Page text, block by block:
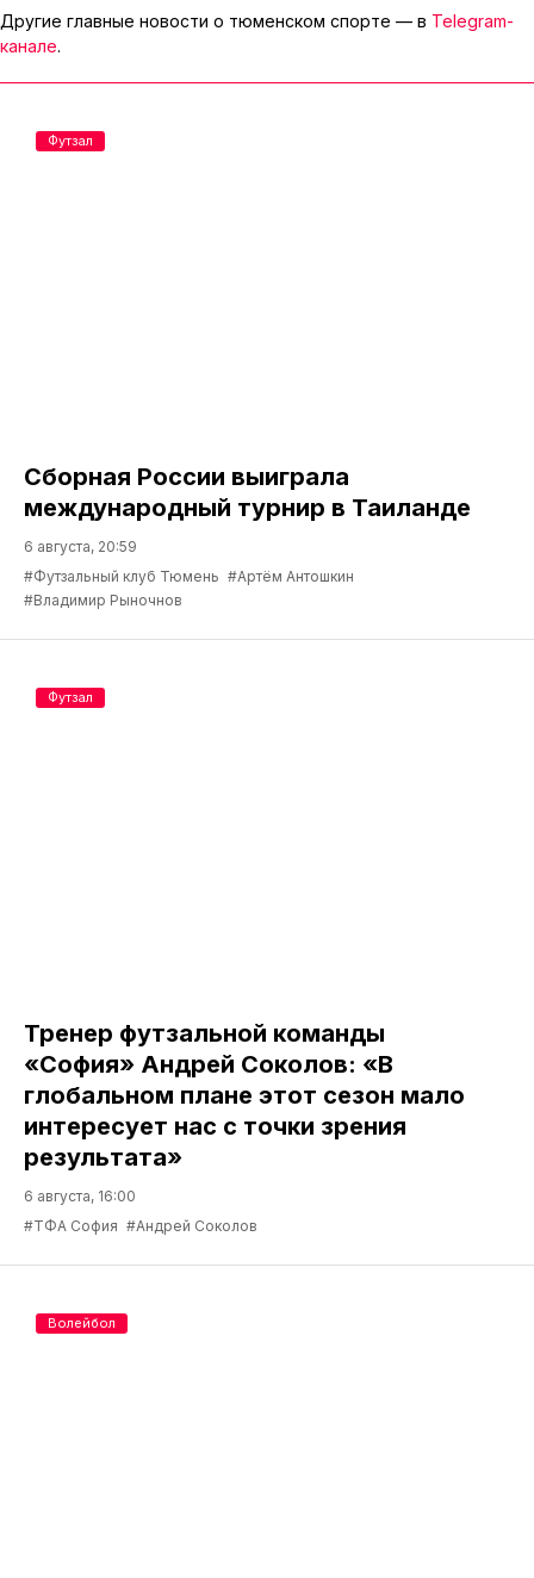
Другие главные новости о тюменском спорте — в Telegram-
канале.
Сборная России выиграла
международный турнир в Таиланде
6 августа, 20:59
#Футзальный клуб Тюмень #Артём Антошкин
#Владимир Рыночнов
Футзал
Тренер футзальной команды
«София» Андрей Соколов: «В
глобальном плане этот сезон мало
интересует нас с точки зрения
результата»
6 августа, 16:00
#ТФА София #Андрей Соколов
Футзал
Волейбол